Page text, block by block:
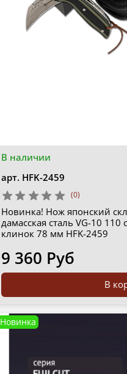
В наличии
арт. HFK-2459
(0)
Новинка! Нож японский
дамасская сталь VG-10 110
клинок 78 мм HFK-2459
9 360 Руб
В
Новинка